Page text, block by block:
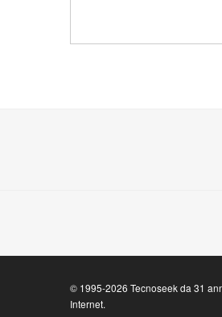
© 1995-2026 Tecnoseek da 31
Internet.